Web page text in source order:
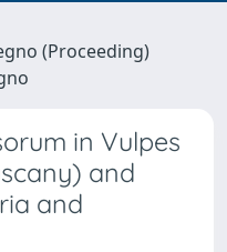
(Proceeding)
in Vulpes
and
and